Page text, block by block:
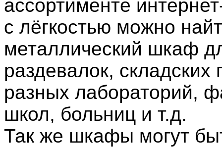
ассортименте
с лёгкостью можно
металлический шкаф
раздевалок,
разных лабораторий,
школ, больниц и т.д.
Так же шкафы могут